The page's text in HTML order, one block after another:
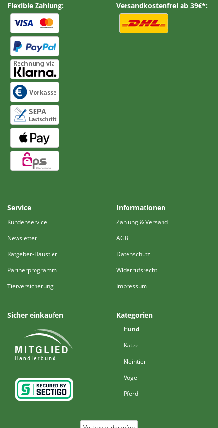
Flexible Zahlung: Versandkostenfrei ab 39€*:
Service
Kundenservice
Newsletter
Ratgeber-Haustier
Partnerprogramm
Tierversicherung
Informationen
Zahlung & Versand
AGB
Datenschutz
Widerrufsrecht
Impressum
Sicher einkaufen Kategorien
Hund
Katze
Kleintier
Vogel
Pferd